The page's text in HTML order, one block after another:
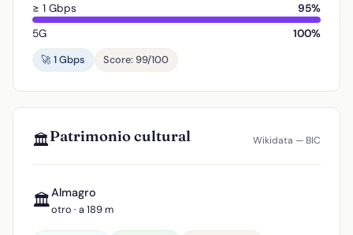
≥ 1 Gbps
95%
5G
100%
🚀 1 Gbps
Score: 99/100
🏛️Patrimonio cultural Wikidata — BIC
🏛️Almagro
otro · a 189 m